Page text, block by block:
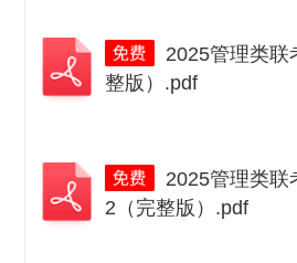
整版）.pdf
2（完整版）.pdf